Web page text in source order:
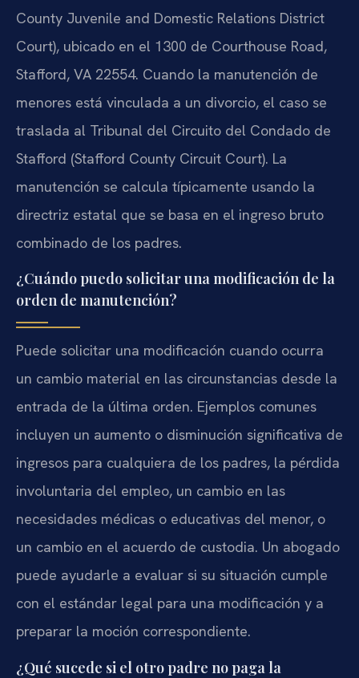
County Juvenile and Domestic Relations District
Court), ubicado en el 1300 de Courthouse Road,
Stafford, VA 22554. Cuando la manutención de
menores está vinculada a un divorcio, el caso se
traslada al Tribunal del Circuito del Condado de
Stafford (Stafford County Circuit Court). La
manutención se calcula típicamente usando la
directriz estatal que se basa en el ingreso bruto
combinado de los padres.
¿Cuándo puedo solicitar una modificación de la
orden de manutención?
Puede solicitar una modificación cuando ocurra
un cambio material en las circunstancias desde la
entrada de la última orden. Ejemplos comunes
incluyen un aumento o disminución significativa de
ingresos para cualquiera de los padres, la pérdida
involuntaria del empleo, un cambio en las
necesidades médicas o educativas del menor, o
un cambio en el acuerdo de custodia. Un abogado
puede ayudarle a evaluar si su situación cumple
con el estándar legal para una modificación y a
preparar la moción correspondiente.
¿Qué sucede si el otro padre no paga la